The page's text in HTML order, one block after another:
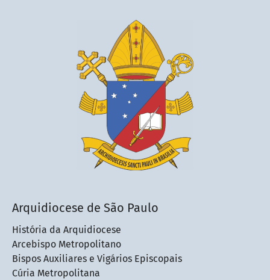
Arquidiocese de São Paulo
História da Arquidiocese
Arcebispo Metropolitano
Bispos Auxiliares e Vigários Episcopais
Cúria Metropolitana